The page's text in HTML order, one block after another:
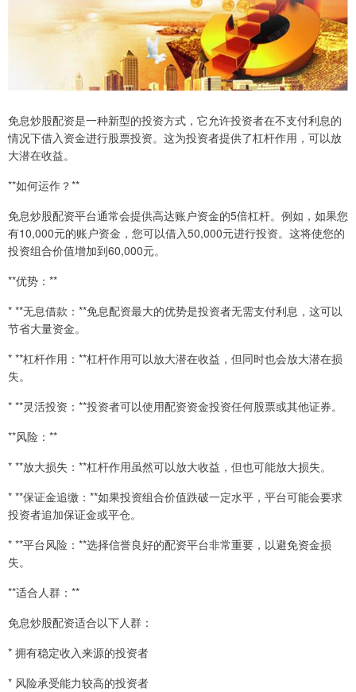
免息炒股配资是一种新型的投资方式，它允许投资者在不支付利息的
情况下借入资金进行股票投资。这为投资者提供了杠杆作用，可以放
大潜在收益。
**如何运作？**
免息炒股配资平台通常会提供高达账户资金的5倍杠杆。例如，如果您
有10,000元的账户资金，您可以借入50,000元进行投资。这将使您的
投资组合价值增加到60,000元。
**优势：**
* **无息借款：**免息配资最大的优势是投资者无需支付利息，这可以
节省大量资金。
* **杠杆作用：**杠杆作用可以放大潜在收益，但同时也会放大潜在损
失。
* **灵活投资：**投资者可以使用配资资金投资任何股票或其他证券。
**风险：**
* **放大损失：**杠杆作用虽然可以放大收益，但也可能放大损失。
* **保证金追缴：**如果投资组合价值跌破一定水平，平台可能会要求
投资者追加保证金或平仓。
* **平台风险：**选择信誉良好的配资平台非常重要，以避免资金损
失。
**适合人群：**
免息炒股配资适合以下人群：
* 拥有稳定收入来源的投资者
* 风险承受能力较高的投资者